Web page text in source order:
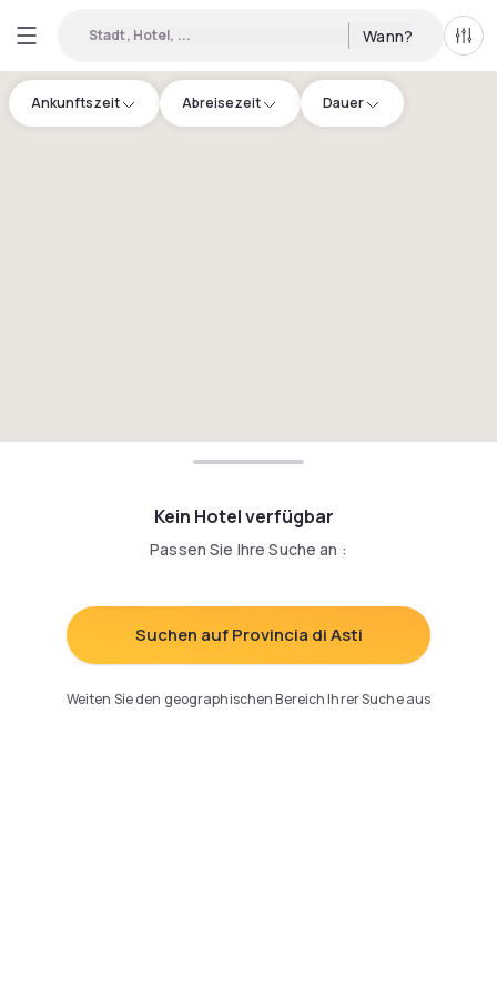
Stadt, Hotel, ... Wann? Alle
Ankunftszeit Abreisezeit Dauer
Kein Hotel verfügbar
Passen Sie Ihre Suche an :
Suchen auf Provincia di Asti
Weiten Sie den geographischen Bereich Ihrer Suche aus